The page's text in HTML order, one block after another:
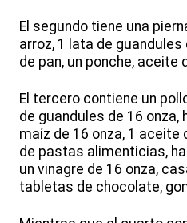
El segundo tiene una
arroz, 1 lata de guandules
de pan, un ponche, aceite
El tercero contiene un
de guandules de 16 onza,
maíz de 16 onza, 1 aceite
de pastas alimenticias,
un vinagre de 16 onza,
tabletas de chocolate,